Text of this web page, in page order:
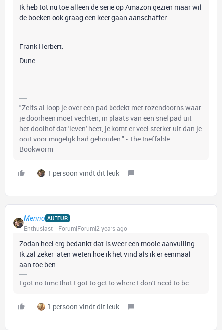
Ik heb tot nu toe alleen de serie op Amazon gezien maar wil
de boeken ook graag een keer gaan aanschaffen.
Frank Herbert:
Dune.
"Zelfs al loop je over een pad bedekt met rozendoorns waar
je doorheen moet vechten, in plaats van een snel pad uit
het doolhof dat 'leven' heet, je komt er veel sterker uit dan je
ooit voor mogelijk had gehouden." - The Ineffable
Bookworm
1 persoon vindt dit leuk
Menno AUTEUR
Enthusiast Forum|Forum|2 years ago
Zodan heel erg bedankt dat is weer een mooie aanvulling.
Ik zal zeker laten weten hoe ik het vind als ik er eenmaal
aan toe ben
I got no time that I got to get to where I don't need to be
1 persoon vindt dit leuk